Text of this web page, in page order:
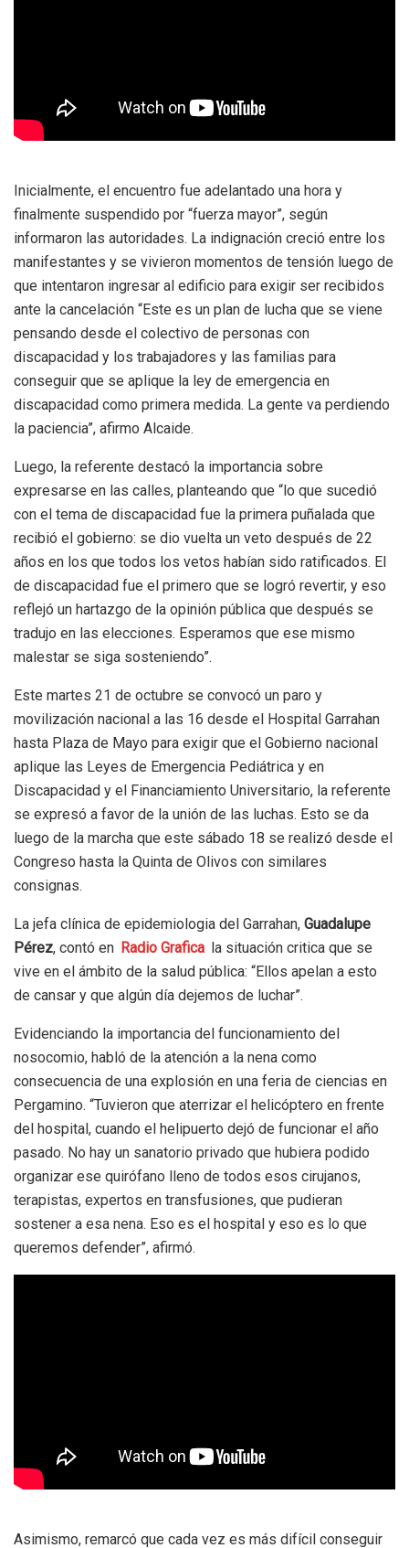
Inicialmente, el encuentro fue adelantado una hora y
finalmente suspendido por “fuerza mayor”, según
informaron las autoridades. La indignación creció entre los
manifestantes y se vivieron momentos de tensión luego de
que intentaron ingresar al edificio para exigir ser recibidos
ante la cancelación “Este es un plan de lucha que se viene
pensando desde el colectivo de personas con
discapacidad y los trabajadores y las familias para
conseguir que se aplique la ley de emergencia en
discapacidad como primera medida. La gente va perdiendo
la paciencia”, afirmo Alcaide.
Luego, la referente destacó la importancia sobre
expresarse en las calles, planteando que “lo que sucedió
con el tema de discapacidad fue la primera puñalada que
recibió el gobierno: se dio vuelta un veto después de 22
años en los que todos los vetos habían sido ratificados. El
de discapacidad fue el primero que se logró revertir, y eso
reflejó un hartazgo de la opinión pública que después se
tradujo en las elecciones. Esperamos que ese mismo
malestar se siga sosteniendo”.
Este martes 21 de octubre se convocó un paro y
movilización nacional a las 16 desde el Hospital Garrahan
hasta Plaza de Mayo para exigir que el Gobierno nacional
aplique las Leyes de Emergencia Pediátrica y en
Discapacidad y el Financiamiento Universitario, la referente
se expresó a favor de la unión de las luchas. Esto se da
luego de la marcha que este sábado 18 se realizó desde el
Congreso hasta la Quinta de Olivos con similares
consignas.
La jefa clínica de epidemiologia del Garrahan, Guadalupe
Pérez, contó en Radio Grafica la situación critica que se
vive en el ámbito de la salud pública: “Ellos apelan a esto
de cansar y que algún día dejemos de luchar”.
Evidenciando la importancia del funcionamiento del
nosocomio, habló de la atención a la nena como
consecuencia de una explosión en una feria de ciencias en
Pergamino. “Tuvieron que aterrizar el helicóptero en frente
del hospital, cuando el helipuerto dejó de funcionar el año
pasado. No hay un sanatorio privado que hubiera podido
organizar ese quirófano lleno de todos esos cirujanos,
terapistas, expertos en transfusiones, que pudieran
sostener a esa nena. Eso es el hospital y eso es lo que
queremos defender”, afirmó.
Asimismo, remarcó que cada vez es más difícil conseguir